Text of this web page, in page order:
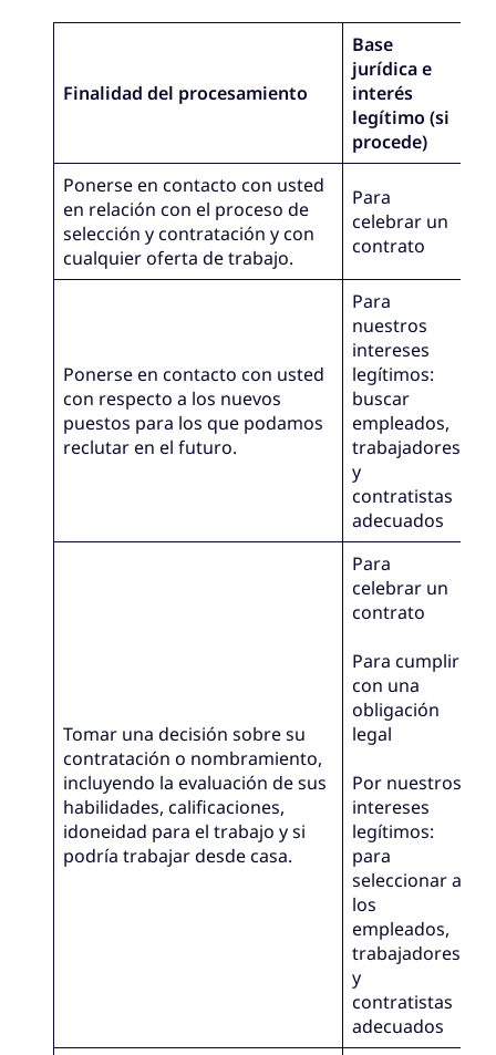
Finalidad del procesamiento
Base
jurídica e
interés
legítimo (si
procede)
Ponerse en contacto con usted
en relación con el proceso de
selección y contratación y con
cualquier oferta de trabajo.
Para
celebrar un
contrato
Ponerse en contacto con usted
con respecto a los nuevos
puestos para los que podamos
reclutar en el futuro.
Para
nuestros
intereses
legítimos:
buscar
empleados,
trabajadores
y
contratistas
adecuados
Tomar una decisión sobre su
contratación o nombramiento,
incluyendo la evaluación de sus
habilidades, calificaciones,
idoneidad para el trabajo y si
podría trabajar desde casa.
Para
celebrar un
contrato
Para cumplir
con una
obligación
legal
Por nuestros
intereses
legítimos:
para
seleccionar a
los
empleados,
trabajadores
y
contratistas
adecuados